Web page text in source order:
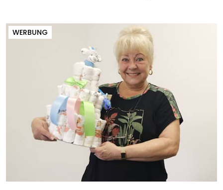
WERBUNG